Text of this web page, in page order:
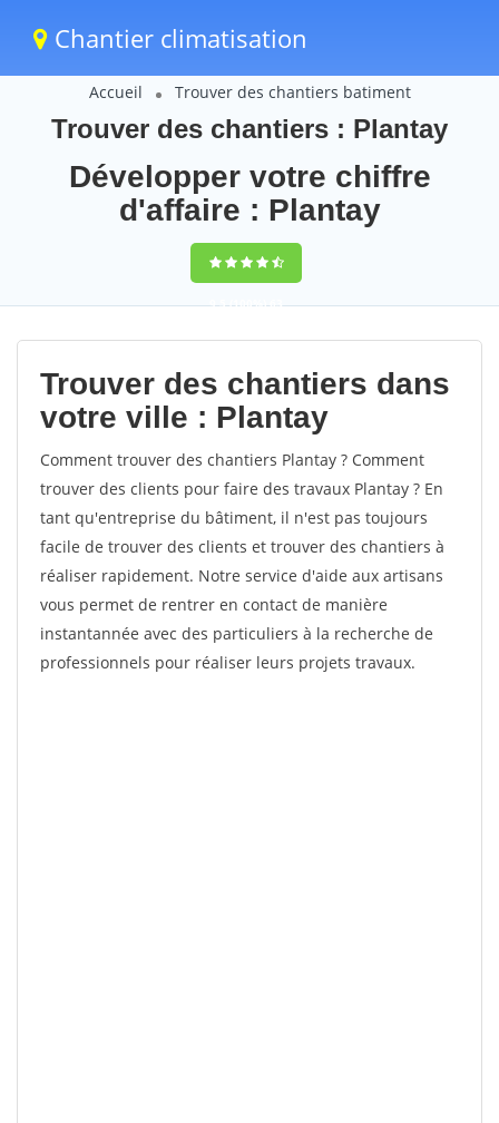
Chantier climatisation
Accueil Trouver des chantiers batiment
Trouver des chantiers : Plantay
Développer votre chiffre
d'affaire : Plantay
9,5(100%)63
votes
Trouver des chantiers dans
votre ville : Plantay
Comment trouver des chantiers Plantay ? Comment
trouver des clients pour faire des travaux Plantay ? En
tant qu'entreprise du bâtiment, il n'est pas toujours
facile de trouver des clients et trouver des chantiers à
réaliser rapidement. Notre service d'aide aux artisans
vous permet de rentrer en contact de manière
instantannée avec des particuliers à la recherche de
professionnels pour réaliser leurs projets travaux.